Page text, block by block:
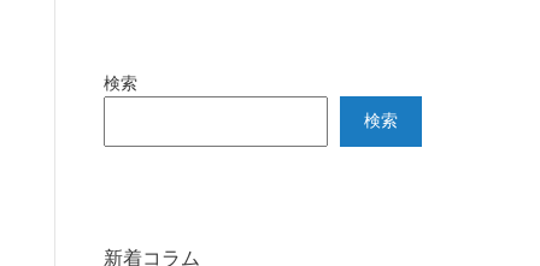
検索
検索
新着コラム